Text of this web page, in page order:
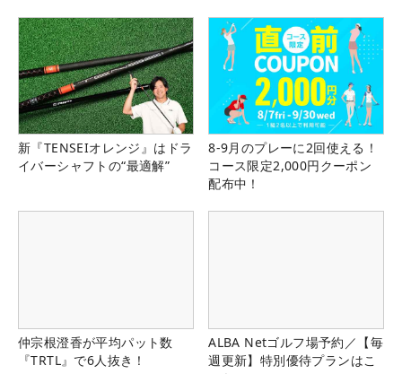
新『TENSEIオレンジ』はドラ
イバーシャフトの“最適解”
8-9月のプレーに2回使える！
コース限定2,000円クーポン
配布中！
仲宗根澄香が平均パット数
『TRTL』で6人抜き！
ALBA Netゴルフ場予約／【毎
週更新】特別優待プランはこ